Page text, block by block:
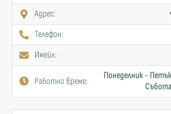
Адрес:
Телефон:
Имейл:
Работно време:
Понеделник -